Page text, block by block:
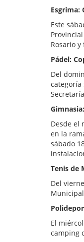
Esgrima:
Este
Rosario
Pádel:
Del
categoría
Desde el
en la
sábado
Tenis de
Del
El
camping